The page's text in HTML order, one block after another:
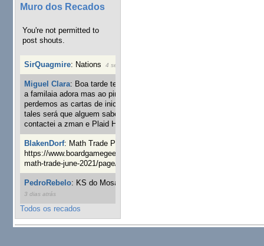
Muro dos Recados
You're not permitted to
post shouts.
SirQuagmire: Nations 4 semanas 6 dias atrás
Miguel Clara: Boa tarde tenho jogo Mice and mistics que
a familaia adora mas ao pintarmos as miniaturas
perdemos as cartas de iniciaticva da expanção downood
tales será que alguem sabe onde adquirir as cartas já
contactei a zman e Plaid Hat e nada
BlakenDorf: Math Trade Portuguesa a decorrer. Aqui:
https://www.boardgamegeek.com/geeklist/286035/portugal-
math-trade-june-2021/page/1
PedroRebelo: KS do Mosaic em 10 minutos :)
3 dias atrás
Todos os recados